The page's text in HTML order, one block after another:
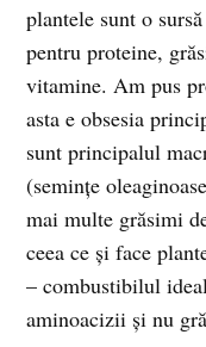
plantele sunt o
pentru proteine,
vitamine. Am pus
asta e obsesia
sunt principalul
(semințe
mai multe grăsimi
ceea ce și face
– combustibilul
aminoacizii și nu